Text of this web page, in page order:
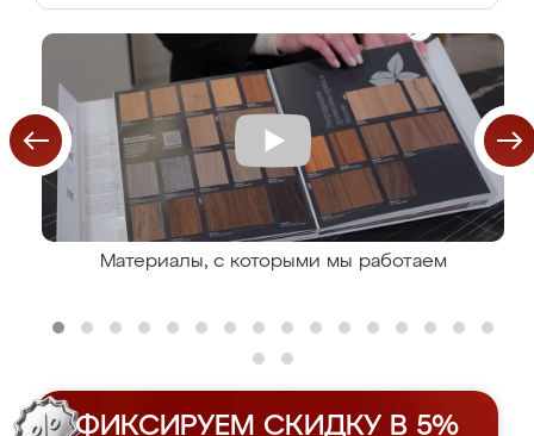
Материалы, с которыми мы работаем
ФИКСИРУЕМ СКИДКУ В 5%